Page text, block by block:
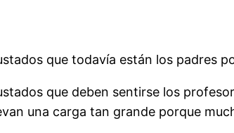
que todavía están los padres
que deben sentirse los
una carga tan grande porque